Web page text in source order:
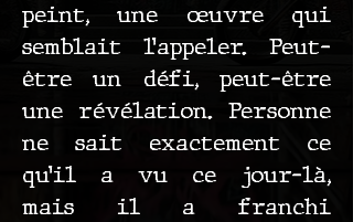
peint, une œuvre qui
semblait l’appeler. Peut-
être un défi, peut-être
une révélation. Personne
ne sait exactement ce
qu’il a vu ce jour-là,
mais il a franchi